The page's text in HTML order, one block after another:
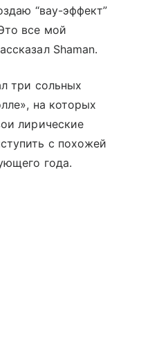
“вау-эффект”
все мой
Shaman.
три сольных
на которых
лирические
с похожей
года.